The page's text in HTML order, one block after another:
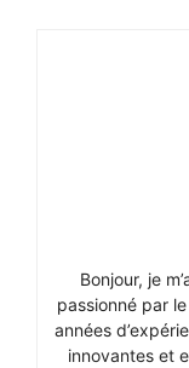
Bonjour, je
passionné par
années
innovantes et